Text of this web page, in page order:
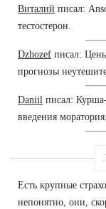
Виталий писал:
тестостерон.
Dzhozef писал:
прогнозы
Daniil писал:
введения моратория.
Есть крупные
непонятно, они,